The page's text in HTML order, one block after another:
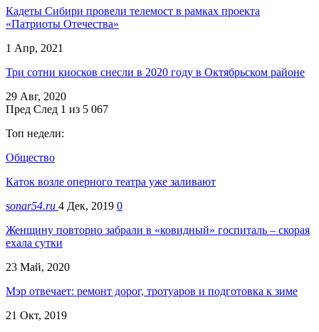
Кадеты Сибири провели телемост в рамках проекта
«Патриоты Отечества»
1 Апр, 2021
Три сотни киосков снесли в 2020 году в Октябрьском районе
29 Авг, 2020
Пред След 1 из 5 067
Топ недели:
Общество
Каток возле оперного театра уже заливают
sonar54.ru 4 Дек, 2019 0
Женщину повторно забрали в «ковидный» госпиталь – скорая
ехала сутки
23 Май, 2020
Мэр отвечает: ремонт дорог, тротуаров и подготовка к зиме
21 Окт, 2019